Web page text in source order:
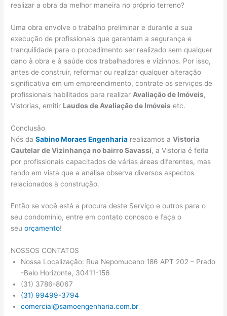
realizar a obra da melhor maneira no próprio terreno?
Uma obra envolve o trabalho preliminar e durante a sua
execução de profissionais que garantam a segurança e
tranquilidade para o procedimento ser realizado sem qualquer
dano à obra e à saúde dos trabalhadores e vizinhos. Por isso,
antes de construir, reformar ou realizar qualquer alteração
significativa em um empreendimento, contrate os serviços de
profissionais habilitados para realizar Avaliação de Imóveis,
Vistorias, emitir Laudos de Avaliação de Imóveis etc.
Conclusão
Nós daSabino Moraes Engenharia realizamos aVistoria
Cautelar de Vizinhança no bairro Savassi, a Vistoria é feita
por profissionais capacitados de várias áreas diferentes, mas
tendo em vista que a análise observa diversos aspectos
relacionados à construção.
Então se você está a procura deste Serviço e outros para o
seu condomínio, entre em contato conosco e faça o
seuorçamento!
NOSSOS CONTATOS
Nossa Localização: Rua Nepomuceno 186 APT 202 – Prado
-Belo Horizonte, 30411-156
(31) 3786-8067
(31) 99499-3794
comercial@samoengenharia.com.br